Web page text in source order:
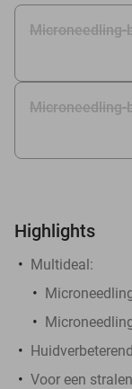
Microneedling-
Microneedling-
Highlights
Multideal:
Voor een